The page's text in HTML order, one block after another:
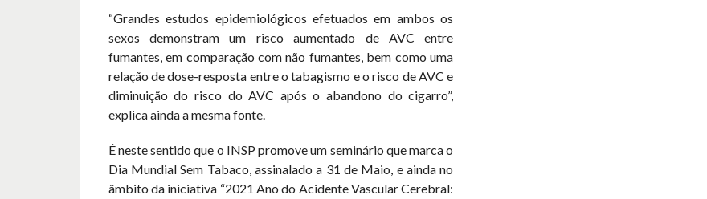
“Grandes estudos epidemiológicos efetuados em ambos os
sexos demonstram um risco aumentado de AVC entre
fumantes, em comparação com não fumantes, bem como uma
relação de dose-resposta entre o tabagismo e o risco de AVC e
diminuição do risco do AVC após o abandono do cigarro”,
explica ainda a mesma fonte.
É neste sentido que o INSP promove um seminário que marca o
Dia Mundial Sem Tabaco, assinalado a 31 de Maio, e ainda no
âmbito da iniciativa “2021 Ano do Acidente Vascular Cerebral: